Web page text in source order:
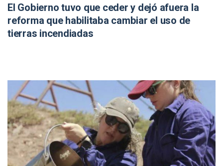
El Gobierno tuvo que ceder y dejó afuera la
reforma que habilitaba cambiar el uso de
tierras incendiadas